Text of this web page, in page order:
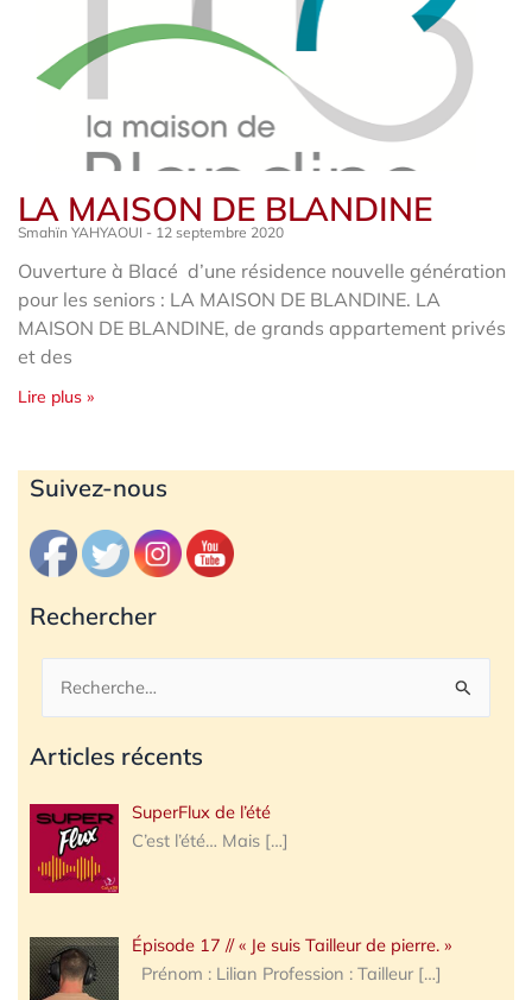
LA MAISON DE BLANDINE
Smahïn YAHYAOUI 12 septembre 2020
Ouverture à Blacé d’une résidence nouvelle génération
pour les seniors : LA MAISON DE BLANDINE. LA
MAISON DE BLANDINE, de grands appartement privés
et des
Lire plus »
Suivez-nous
Rechercher
Rechercher :
Articles récents
SuperFlux de l’été
C’est l’été… Mais […]
Épisode 17 // « Je suis Tailleur de pierre. »
Prénom : Lilian Profession : Tailleur […]
Archives